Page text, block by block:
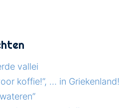
vallei
koffie!”, … in Griekenland!